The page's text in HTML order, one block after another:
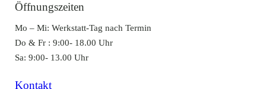
Öffnungszeiten
Mo – Mi: Werkstatt-Tag nach Termin
Do & Fr : 9:00- 18.00 Uhr
Sa: 9:00- 13.00 Uhr
Kontakt